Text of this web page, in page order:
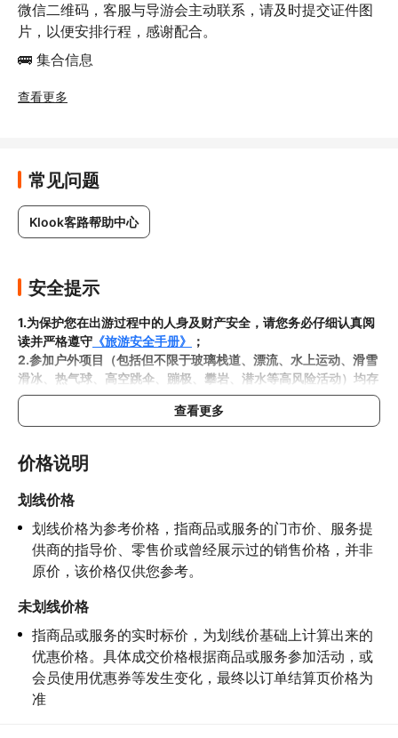
微信二维码，客服与导游会主动联系，请及时提交证件图
片，以便安排行程，感谢配合。
🚌 集合信息
早上11:00/16:00在美玲宫景区门口集合
+90分钟人工讲解+无线耳麦半日游
✈️ 行程亮点速览
【南京美玲宫】美龄宫素有 “远东第一别墅” 的美誉，坐
楼如蓝宝石吊坠
【南京梧桐大道】南京梧桐大道并非单一路名，而是以
陵园路（紫金山南麓，西起中山门、东至中山陵，全长
约 3 公里）为核心，涵盖中山东路、灵谷寺路等多条以
二球悬铃木（俗称法桐 / 梧桐）为行道树的林荫路段；
位于钟山风景名胜区，串联中山陵、美龄宫、明孝陵等
核心景点，是南京的城市名片与摄影胜地，曾获英国女
查看更多
常见问题
Klook客路帮助中心
安全提示
1.为保护您在出游过程中的人身及财产安全，请您务必仔细认真阅
读并严格遵守 《旅游安全手册》
；
2.参加户外项目（包括但不限于玻璃栈道、漂流、水上运动、滑雪
滑冰、热气球、高空跳伞、蹦极、攀岩、潜水等高风险活动）均存
在一定风险，请您在参与相应项目之前充分了解《安全防护指
，在结合自身身体真实状况、年龄等情况并充分参考当地相关
3.禁止孕妇、患有高血压、心脏病等不适合刺激性游玩项目的疾病
患者及严重恐高、体质较弱的游客参加本产品内包含的项目，
隐瞒前述情况参加项目发生意外的，由您本人承担一切责任，因此
给旅行社造成损失的，还需对旅行社进行全额赔偿；
4.因本产品内可能包含多个旅游项目，请您在预订本产品之前与客
服工作人员沟通了解本产品内各项目的准入年龄、准入身高及准入
体重等准入要求，否则预订失败或预订后无法成行的后果由您自行
5.请您在参与项目期间全程穿戴好安全护具，避免发生意外事件；
通，工作人员将会及时为您提供必要支持。
查看更多
价格说明
划线价格
划线价格为参考价格，指商品或服务的门市价、服务提
供商的指导价、零售价或曾经展示过的销售价格，并非
原价，该价格仅供您参考。
未划线价格
指商品或服务的实时标价，为划线价基础上计算出来的
优惠价格。具体成交价格根据商品或服务参加活动，或
会员使用优惠券等发生变化，最终以订单结算页价格为
准